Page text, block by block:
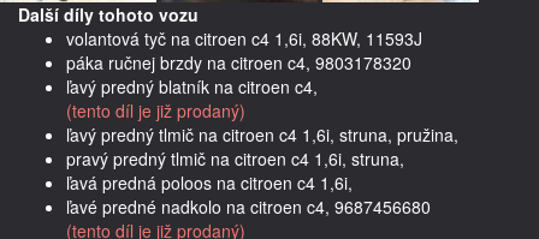
Další díly tohoto vozu
volantová tyč na citroen c4 1,6i, 88KW, 11593J
páka ručnej brzdy na citroen c4, 9803178320
ľavý predný blatník na citroen c4,
(tento díl je již prodaný)
ľavý predný tlmič na citroen c4 1,6i, struna, pružina,
pravý predný tlmič na citroen c4 1,6i, struna,
ľavá predná poloos na citroen c4 1,6i,
ľavé predné nadkolo na citroen c4, 9687456680
(tento díl je již prodaný)